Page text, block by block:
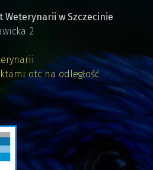
w Szczecinie
2
otc na odległość